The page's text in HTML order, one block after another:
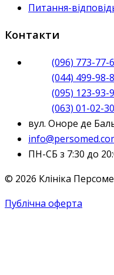
Питання-
Контакти
(096) 773-77-
(044) 499-98-
(095) 123-93-
(063) 01-02-
вул. Оноре де
ПН-СБ з 7:30 до
© 2026 Клініка
Публічна оферта